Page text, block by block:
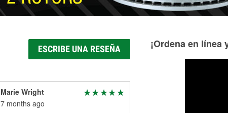
ESCRIBE UNA RESEÑA
Marie Wright
7 months ago
¡Ordena en